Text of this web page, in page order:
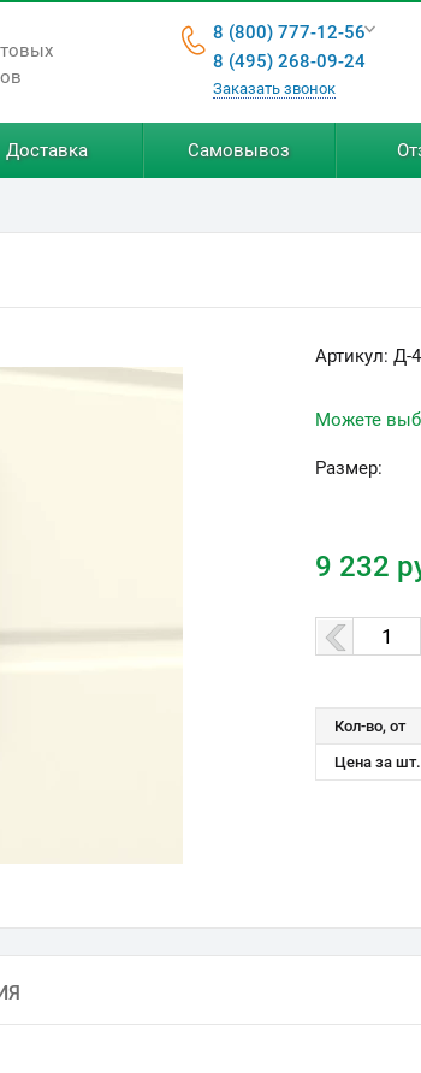
8 (800) 777-12-56
8 (495) 268-09-24
Заказать звонок
Доставка Самовывоз
Артикул: Д-
Можете
Размер:
9 232
Кол-во, от
Цена за шт.